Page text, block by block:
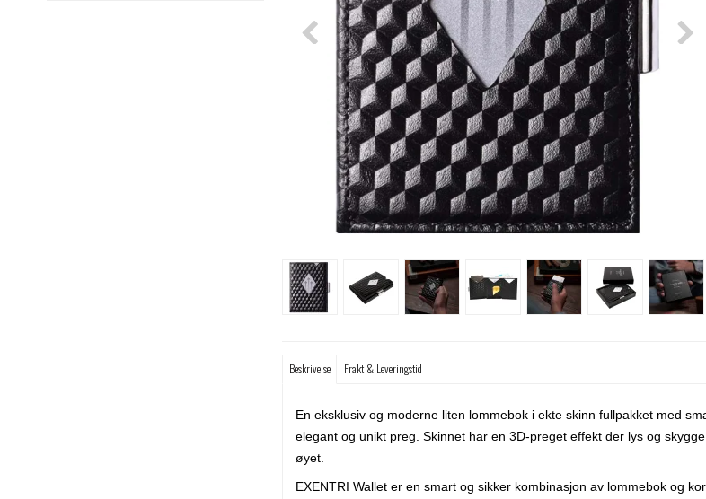
Beskrivelse Frakt & Leveringstid
En eksklusiv og moderne liten lommebok i ekte skinn fullpakket med
elegant og unikt preg. Skinnet har en 3D-preget effekt der lys og
øyet.
EXENTRI Wallet er en smart og sikker kombinasjon av lommebok og